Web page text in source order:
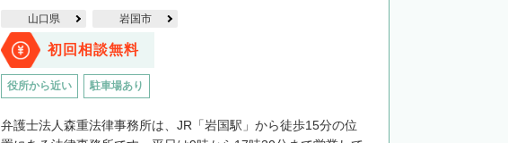
山口県 岩国市
初回相談無料
役所から近い 駐車場あり
弁護士法人森重法律事務所は、JR「岩国駅」から徒歩15分の位